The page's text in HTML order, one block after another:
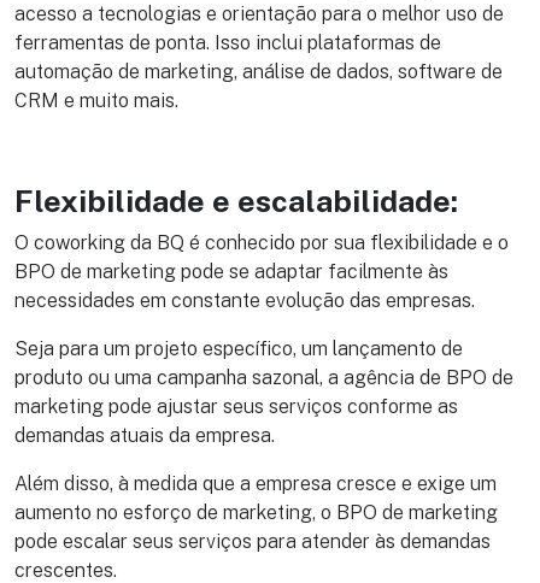
acesso a tecnologias e orientação para o melhor uso de
ferramentas de ponta. Isso inclui plataformas de
automação de marketing, análise de dados, software de
CRM e muito mais.
Flexibilidade e escalabilidade:
O coworking da BQ é conhecido por sua flexibilidade e o
BPO de marketing pode se adaptar facilmente às
necessidades em constante evolução das empresas.
Seja para um projeto específico, um lançamento de
produto ou uma campanha sazonal, a agência de BPO de
marketing pode ajustar seus serviços conforme as
demandas atuais da empresa.
Além disso, à medida que a empresa cresce e exige um
aumento no esforço de marketing, o BPO de marketing
pode escalar seus serviços para atender às demandas
crescentes.